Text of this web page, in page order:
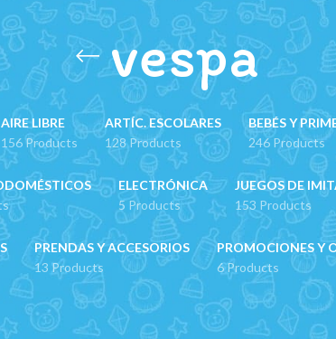
vespa
AIRE LIBRE
156 Products
ARTÍC. ESCOLARES
128 Products
BEBÉS Y
246 Products
ELECTRÓNICA
5 Products
JUEGOS DE
153 Products
PRENDAS Y ACCESORIOS
13 Products
PROMOCIONES Y
6 Products